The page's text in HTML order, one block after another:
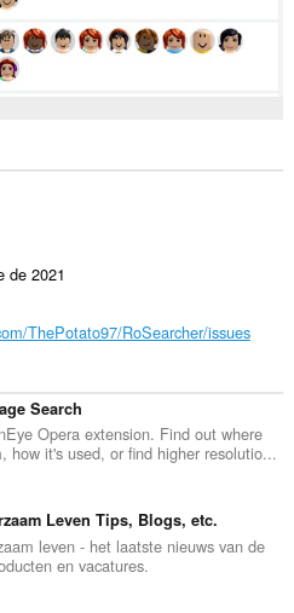
de 2021
ThePotato97/RoSearcher/issues
Search
Opera extension. Find out where
how it's used, or find higher resolutio...
Leven Tips, Blogs, etc.
leven - het laatste nieuws van de
en vacatures.